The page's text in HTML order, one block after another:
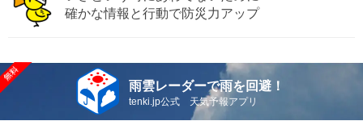
確かな情報と行動で防災力アップ
雨雲レーダーで雨を回避！
tenki.jp公式 天気予報アプリ